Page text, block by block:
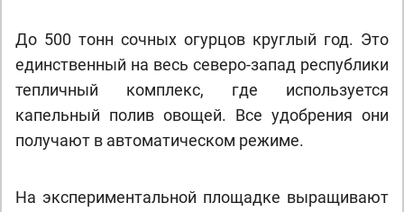
До 500 тонн сочных огурцов круглый год. Это
единственный на весь северо-запад республики
тепличный комплекс, где используется
капельный полив овощей. Все удобрения они
получают в автоматическом режиме.
На экспериментальной площадке выращивают